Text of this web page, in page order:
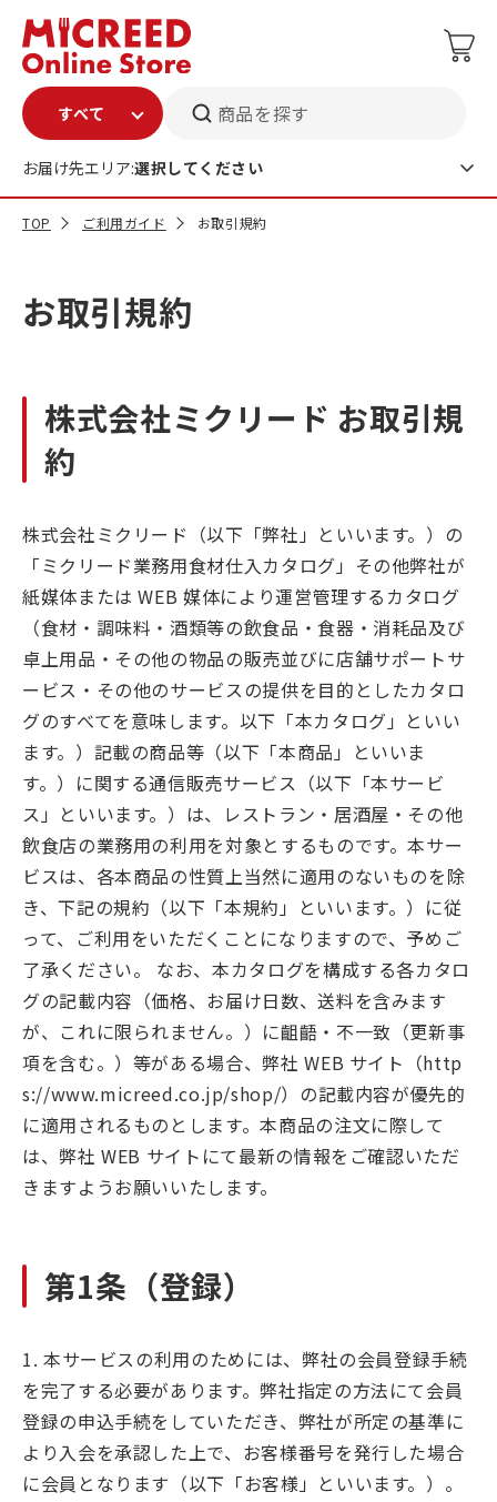
商品を探す
お届け先エリア:選択してください
TOP ご利用ガイド お取引規約
お取引規約
株式会社ミクリード お取引規
約
株式会社ミクリード（以下「弊社」といいます。）の
「ミクリード業務用食材仕入カタログ」その他弊社が
紙媒体または WEB 媒体により運営管理するカタログ
（食材・調味料・酒類等の飲食品・食器・消耗品及び
卓上用品・その他の物品の販売並びに店舗サポートサ
ービス・その他のサービスの提供を目的としたカタロ
グのすべてを意味します。以下「本カタログ」といい
ます。）記載の商品等（以下「本商品」といいま
す。）に関する通信販売サービス（以下「本サービ
ス」といいます。）は、レストラン・居酒屋・その他
飲食店の業務用の利用を対象とするものです。本サー
ビスは、各本商品の性質上当然に適用のないものを除
き、下記の規約（以下「本規約」といいます。）に従
って、ご利用をいただくことになりますので、予めご
了承ください。 なお、本カタログを構成する各カタロ
グの記載内容（価格、お届け日数、送料を含みます
が、これに限られません。）に齟齬・不一致（更新事
項を含む。）等がある場合、弊社 WEB サイト（http
s://www.micreed.co.jp/shop/）の記載内容が優先的
に適用されるものとします。本商品の注文に際して
は、弊社 WEB サイトにて最新の情報をご確認いただ
きますようお願いいたします。
第1条（登録）
1. 本サービスの利用のためには、弊社の会員登録手続
を完了する必要があります。弊社指定の方法にて会員
登録の申込手続をしていただき、弊社が所定の基準に
より入会を承認した上で、お客様番号を発行した場合
に会員となります（以下「お客様」といいます。）。